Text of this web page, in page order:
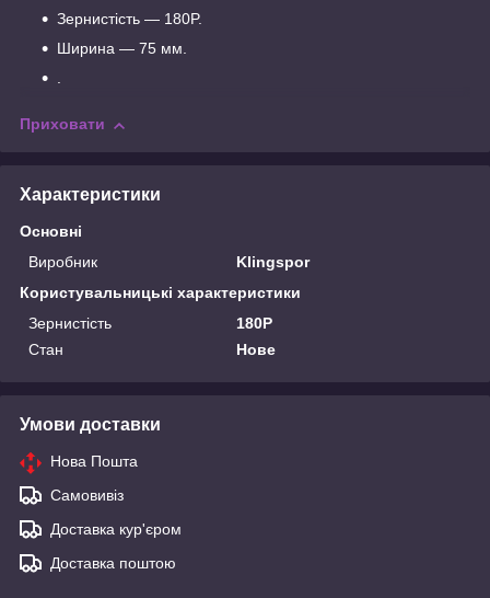
Зернистість — 180P.
Ширина — 75 мм.
.
Приховати
Характеристики
Основні
Виробник
Klingspor
Користувальницькі характеристики
Зернистість
180P
Стан
Нове
Умови доставки
Нова Пошта
Самовивіз
Доставка кур'єром
Доставка поштою